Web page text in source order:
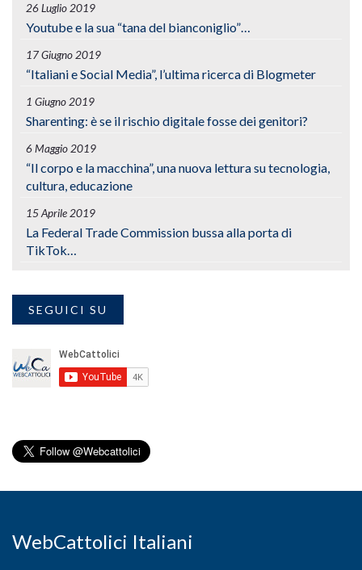
26 Luglio 2019
Youtube e la sua “tana del bianconiglio”…
17 Giugno 2019
“Italiani e Social Media”, l’ultima ricerca di Blogmeter
1 Giugno 2019
Sharenting: è se il rischio digitale fosse dei genitori?
6 Maggio 2019
“Il corpo e la macchina”, una nuova lettura su tecnologia,
cultura, educazione
15 Aprile 2019
La Federal Trade Commission bussa alla porta di
TikTok…
SEGUICI SU
WebCattolici Italiani